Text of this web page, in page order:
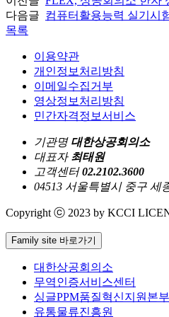
다음글 컴퓨터활용능력 실기시
목록
이용약관
개인정보처리방침
이메일수집거부
영상정보처리방침
민간자격정보서비스
기관명 대한상공회의소
대표자 최태원
고객센터 02.2102.3600
04513 서울특별시 중구 세
Copyright ⓒ 2023 by KCCI
Family site 바로가기
대한상공회의소
무역인증서비스센터
싱글PPM품질혁신지원본부
유통물류진흥원